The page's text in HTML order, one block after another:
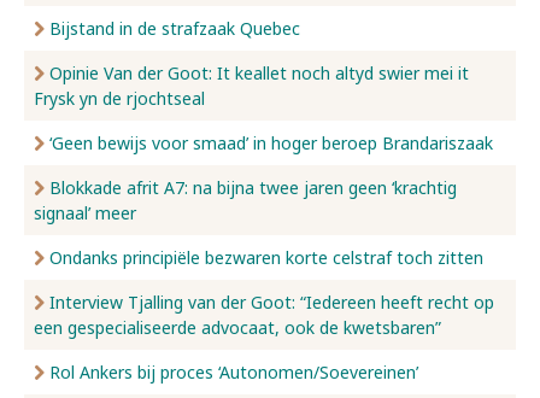
Bijstand in de strafzaak Quebec
Opinie Van der Goot: It keallet noch altyd swier mei it
Frysk yn de rjochtseal
‘Geen bewijs voor smaad’ in hoger beroep Brandariszaak
Blokkade afrit A7: na bijna twee jaren geen ‘krachtig
signaal’ meer
Ondanks principiële bezwaren korte celstraf toch zitten
Interview Tjalling van der Goot: “Iedereen heeft recht op
een gespecialiseerde advocaat, ook de kwetsbaren”
Rol Ankers bij proces ‘Autonomen/Soevereinen’